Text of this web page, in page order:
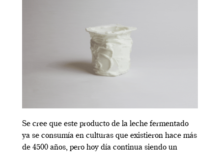
Se cree que este producto de la leche fermentado
ya se consumía en culturas que existieron hace más
de 4500 años, pero hoy día continua siendo un